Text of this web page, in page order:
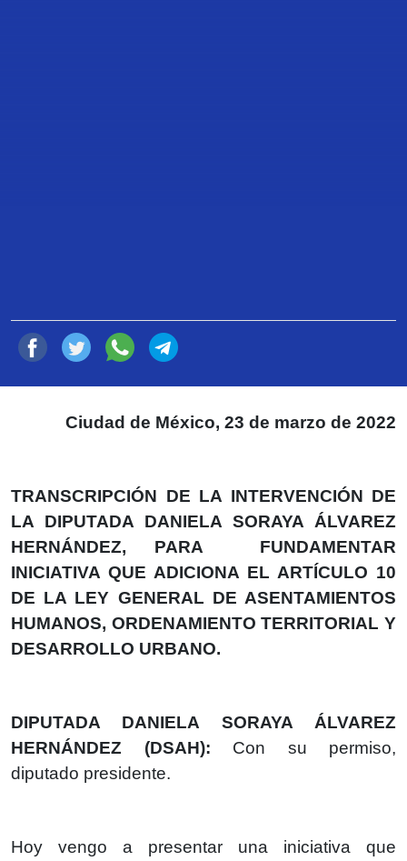
Ciudad de México, 23 de marzo de 2022
TRANSCRIPCIÓN DE LA INTERVENCIÓN DE
LA DIPUTADA DANIELA SORAYA ÁLVAREZ
HERNÁNDEZ, PARA FUNDAMENTAR
INICIATIVA QUE ADICIONA EL ARTÍCULO 10
DE LA LEY GENERAL DE ASENTAMIENTOS
HUMANOS, ORDENAMIENTO TERRITORIAL Y
DESARROLLO URBANO.
DIPUTADA DANIELA SORAYA ÁLVAREZ
HERNÁNDEZ (DSAH): Con su permiso,
diputado presidente.
Hoy vengo a presentar una iniciativa que